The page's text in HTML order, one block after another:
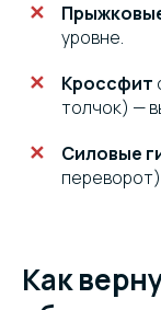
уровне.
Кроссфит
толчок) —
Силовые
Как